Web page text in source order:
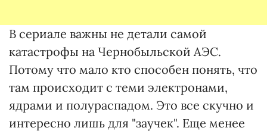
В сериале важны не детали самой
катастрофы на Чернобыльской АЭС.
Потому что мало кто способен понять, что
там происходит с теми электронами,
ядрами и полураспадом. Это все скучно и
интересно лишь для "заучек". Еще менее